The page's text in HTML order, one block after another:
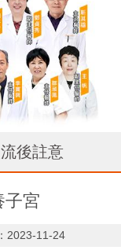
流後註意
子宮
2023-11-24